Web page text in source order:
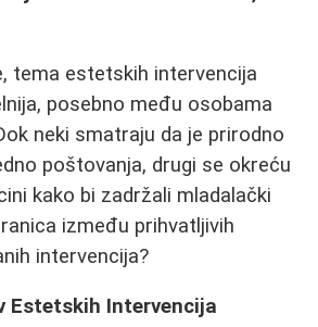
tema estetskih intervencija
posebno među osobama
neki smatraju da je prirodno
poštovanja, drugi se okreću
kako bi zadržali mladalački
između prihvatljivih
intervencija?
Estetskih Intervencija